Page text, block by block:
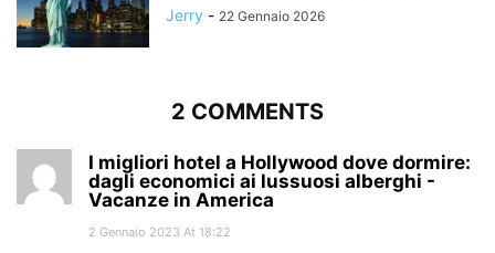
Jerry - 22 Gennaio 2026
2 COMMENTS
I migliori hotel a Hollywood dove dormire:
dagli economici ai lussuosi alberghi -
Vacanze in America
2 Gennaio 2023 At 18:22